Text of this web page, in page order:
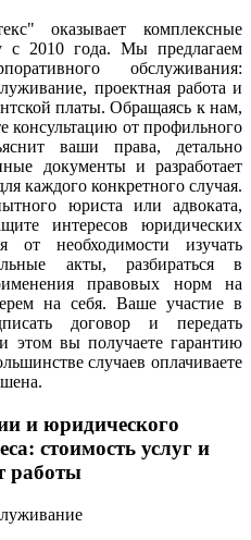
оказывает комплексные
с 2010 года. Мы предлагаем
обслуживания:
проектная работа и
платы. Обращаясь к нам,
консультацию от профильного
ваши права, детально
документы и разработает
каждого конкретного случая.
юриста или адвоката,
интересов юридических
от необходимости изучать
акты, разбираться в
правовых норм на
на себя. Ваше участие в
договор и передать
вы получаете гарантию
случаев оплачиваете
и юридического
стоимость услуг и
работы